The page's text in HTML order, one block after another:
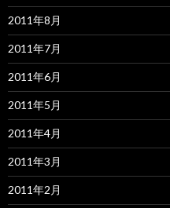
2011年8月
2011年7月
2011年6月
2011年5月
2011年4月
2011年3月
2011年2月